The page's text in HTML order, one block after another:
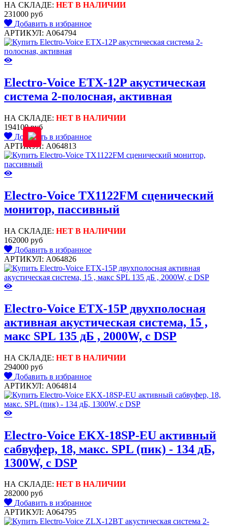
НА СКЛАДЕ: НЕТ В НАЛИЧИИ
231000 руб
Добавить в избранное
АРТИКУЛ: A064794
Electro-Voice ETX-12P акустическая
система 2-полосная, активная
НА СКЛАДЕ: НЕТ В НАЛИЧИИ
194100 руб
Добавить в избранное
АРТИКУЛ: A064813
Electro-Voice TX1122FM сценический
монитор, пассивный
НА СКЛАДЕ: НЕТ В НАЛИЧИИ
162000 руб
Добавить в избранное
АРТИКУЛ: A064826
Electro-Voice ETX-15P двухполосная
активная акустическая система, 15 ,
макс SPL 135 дБ , 2000W, c DSP
НА СКЛАДЕ: НЕТ В НАЛИЧИИ
294000 руб
Добавить в избранное
АРТИКУЛ: A064814
Electro-Voice EKX-18SP-EU активный
сабвуфер, 18, макс. SPL (пик) - 134 дБ,
1300W, с DSP
НА СКЛАДЕ: НЕТ В НАЛИЧИИ
282000 руб
Добавить в избранное
АРТИКУЛ: A064795